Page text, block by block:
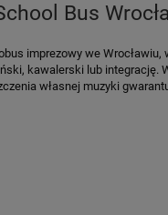
Bus
imprezowy we
kawalerski lub integrację.
własnej muzyki